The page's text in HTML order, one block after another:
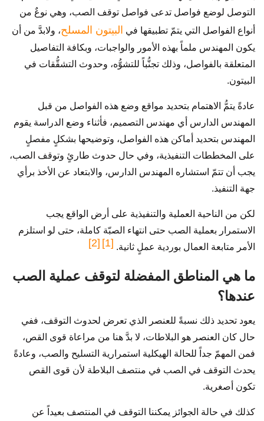
التوصل لوضع فواصل تدعى فواصل توقف الصب، وهي نوعٌ من
أنواع الفواصل التي يتمّ تطبيقها في
البيتون المسلح، ولابدَّ من أن
يكون المهندس ملماً بهذه الأمور والواجبات، وبكافة التفاصيل
المتعلقة بالفواصل، وذلك تجنُّباً للتشوُّه، وحدوث التشقُّقات في
البيتون.
عادةً يتمُّ الاهتمام بتحديد مواقع وضع هذه الفواصل من قبل
المهندس الدارس أي مهندس التصميم، فأثناء وضع الدراسة يقوم
المهندس بتحديد أماكن هذه الفواصل، وتوضيحها بشكلٍ مفصلٍ
على المخططات التنفيذية، وفي حال حدوث طارئٍ وتوقف الصب،
يجب أن تتمّ استشاره المهندس الدارس، والابتعاد عن الأخذ برأي
جهة التنفيذ.
لكن من الناحية العملية والتنفيذية على أرض الواقع يجب
الاستمرار بعملية الصب حتى انتهاء الصبّة كاملة، حتى لو استلزم
الأمر متابعة العمال بوردية عملٍ ثانية. [1]
[2]
ما هي المناطق المفضلة لتوقف عملية الصب
عندها؟
يعود تحديد ذلك نسبةً للعنصر الذي تعرض لحدوث التوقف، ففي
حال كان العنصر هو البلاطات، لا بدَّ هنا من مراعاة قوى القص،
فمن المهمّ جداً للحالة الهيكلية استمرارية التسليح والصب، وعادةً
يحدث التوقف في الصب في منتصف البلاطة لأن قوى القص
تكون أصغرية.
كذلك في حالة الجوائز يمكننا التوقف في المنتصف بعيداً عن